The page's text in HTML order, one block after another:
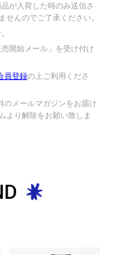
が入荷した時のみ送信さ
せんのでご了承ください。
開始メール」を受け付け
員登録の上ご利用くださ
メールマガジンをお届け
より解除をお願い致しま